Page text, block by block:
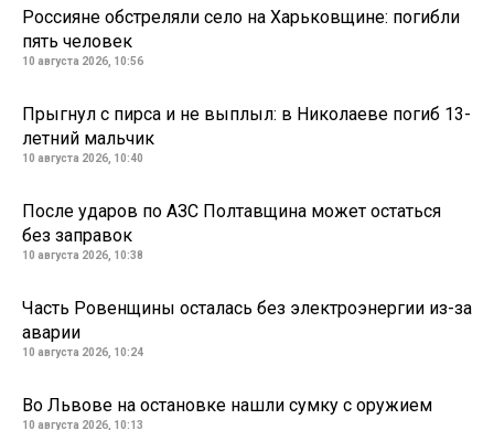
Россияне обстреляли село на Харьковщине: погибли
пять человек
10 августа 2026, 10:56
Прыгнул с пирса и не выплыл: в Николаеве погиб 13-
летний мальчик
10 августа 2026, 10:40
После ударов по АЗС Полтавщина может остаться
без заправок
10 августа 2026, 10:38
Часть Ровенщины осталась без электроэнергии из-за
аварии
10 августа 2026, 10:24
Во Львове на остановке нашли сумку с оружием
10 августа 2026, 10:13